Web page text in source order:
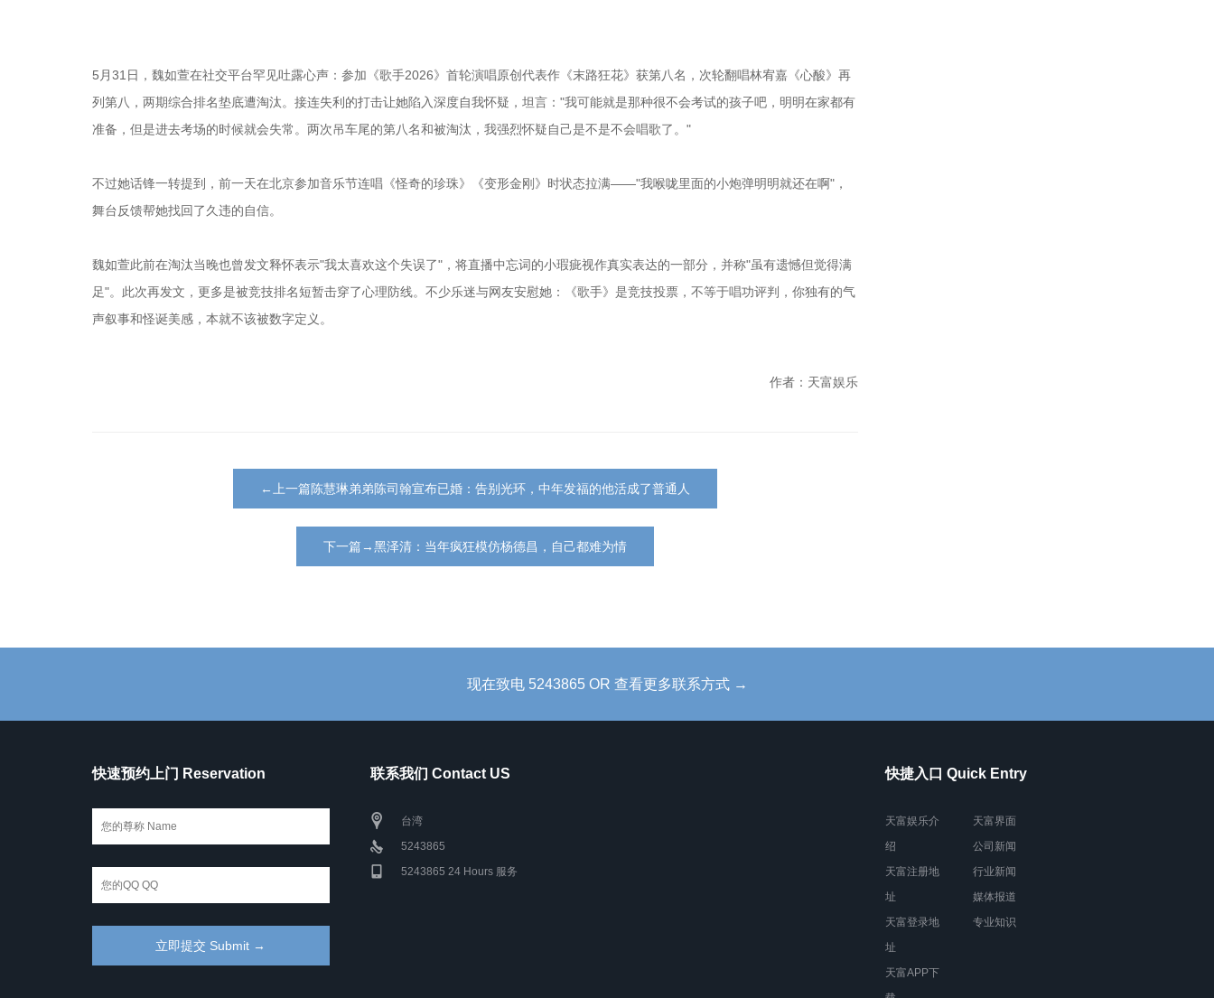
5月31日，魏如萱在社交平台罕见吐露心声：参加《歌手2026》首轮演唱原创代表作《末路狂花》获第八名，次轮翻唱林宥嘉《心酸》再
列第八，两期综合排名垫底遭淘汰。接连失利的打击让她陷入深度自我怀疑，坦言："我可能就是那种很不会考试的孩子吧，明明在家都有
准备，但是进去考场的时候就会失常。两次吊车尾的第八名和被淘汰，我强烈怀疑自己是不是不会唱歌了。"
不过她话锋一转提到，前一天在北京参加音乐节连唱《怪奇的珍珠》《变形金刚》时状态拉满——"我喉咙里面的小炮弹明明就还在啊"，
舞台反馈帮她找回了久违的自信。
魏如萱此前在淘汰当晚也曾发文释怀表示"我太喜欢这个失误了"，将直播中忘词的小瑕疵视作真实表达的一部分，并称"虽有遗憾但觉得满
足"。此次再发文，更多是被竞技排名短暂击穿了心理防线。不少乐迷与网友安慰她：《歌手》是竞技投票，不等于唱功评判，你独有的气
声叙事和怪诞美感，本就不该被数字定义。
作者：天富娱乐
←上一篇陈慧琳弟弟陈司翰宣布已婚：告别光环，中年发福的他活成了普通人
下一篇→黑泽清：当年疯狂模仿杨德昌，自己都难为情
现在致电 5243865 OR 查看更多联系方式 →
快速预约上门 Reservation 联系我们 Contact US
台湾
5243865
5243865 24 Hours 服务
快捷入口 Quick Entry
天富娱乐介
绍
天富注册地
址
天富登录地
址
天富APP下
天富界面
公司新闻
行业新闻
媒体报道
专业知识